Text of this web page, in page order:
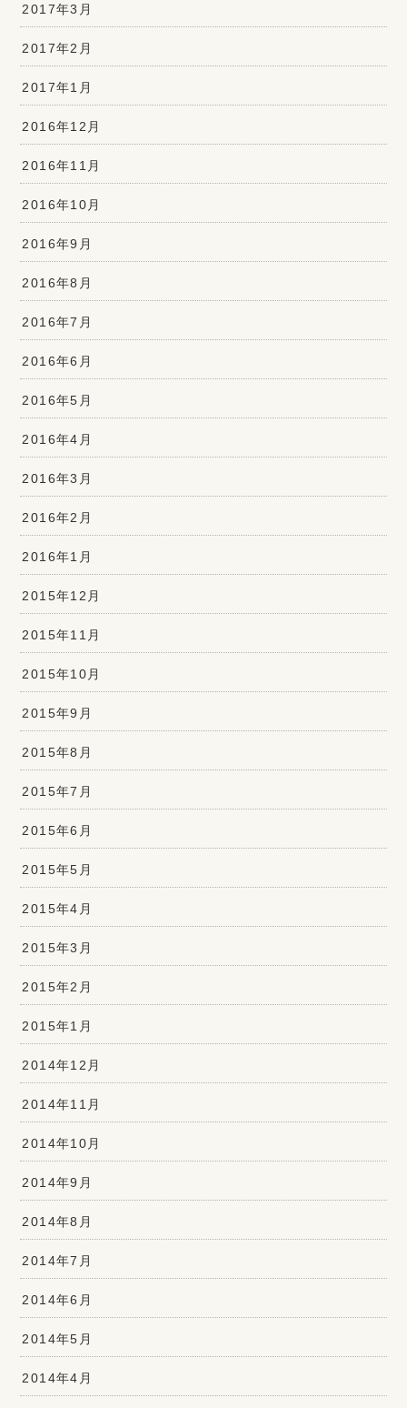
2017年3月
2017年2月
2017年1月
2016年12月
2016年11月
2016年10月
2016年9月
2016年8月
2016年7月
2016年6月
2016年5月
2016年4月
2016年3月
2016年2月
2016年1月
2015年12月
2015年11月
2015年10月
2015年9月
2015年8月
2015年7月
2015年6月
2015年5月
2015年4月
2015年3月
2015年2月
2015年1月
2014年12月
2014年11月
2014年10月
2014年9月
2014年8月
2014年7月
2014年6月
2014年5月
2014年4月